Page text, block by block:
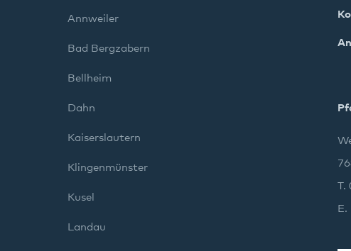
Annweiler
Bad Bergzabern
Bellheim
Dahn
Kaiserslautern
Klingenmünster
Kusel
Landau
T.
E.